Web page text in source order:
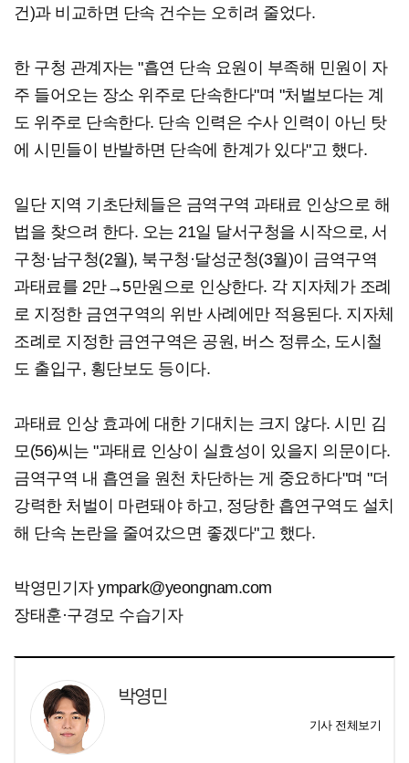
건)과 비교하면 단속 건수는 오히려 줄었다.
한 구청 관계자는 "흡연 단속 요원이 부족해 민원이 자
주 들어오는 장소 위주로 단속한다"며 "처벌보다는 계
도 위주로 단속한다. 단속 인력은 수사 인력이 아닌 탓
에 시민들이 반발하면 단속에 한계가 있다"고 했다.
일단 지역 기초단체들은 금역구역 과태료 인상으로 해
법을 찾으려 한다. 오는 21일 달서구청을 시작으로, 서
구청·남구청(2월), 북구청·달성군청(3월)이 금역구역
과태료를 2만→5만원으로 인상한다. 각 지자체가 조례
로 지정한 금연구역의 위반 사례에만 적용된다. 지자체
조례로 지정한 금연구역은 공원, 버스 정류소, 도시철
도 출입구, 횡단보도 등이다.
과태료 인상 효과에 대한 기대치는 크지 않다. 시민 김
모(56)씨는 "과태료 인상이 실효성이 있을지 의문이다.
금역구역 내 흡연을 원천 차단하는 게 중요하다"며 "더
강력한 처벌이 마련돼야 하고, 정당한 흡연구역도 설치
해 단속 논란을 줄여갔으면 좋겠다"고 했다.
박영민기자 ympark@yeongnam.com
장태훈·구경모 수습기자
박영민
기사 전체보기